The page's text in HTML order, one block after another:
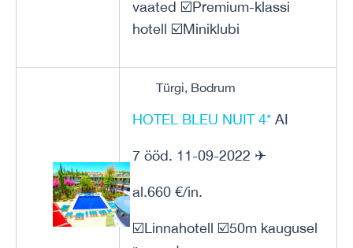
vaated ☑️Premium-klassi
hotell ☑️Miniklubi
Türgi, Bodrum
HOTEL BLEU NUIT 4* AI
7 ööd. 11-09-2022 ✈
al.660 €/in.
☑️Linnahotell ☑️50m kaugusel